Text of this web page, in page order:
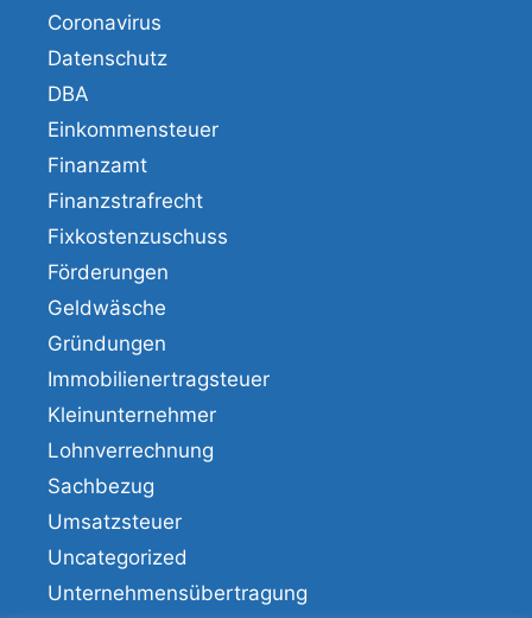
Coronavirus
Datenschutz
DBA
Einkommensteuer
Finanzamt
Finanzstrafrecht
Fixkostenzuschuss
Förderungen
Geldwäsche
Gründungen
Immobilienertragsteuer
Kleinunternehmer
Lohnverrechnung
Sachbezug
Umsatzsteuer
Uncategorized
Unternehmensübertragung